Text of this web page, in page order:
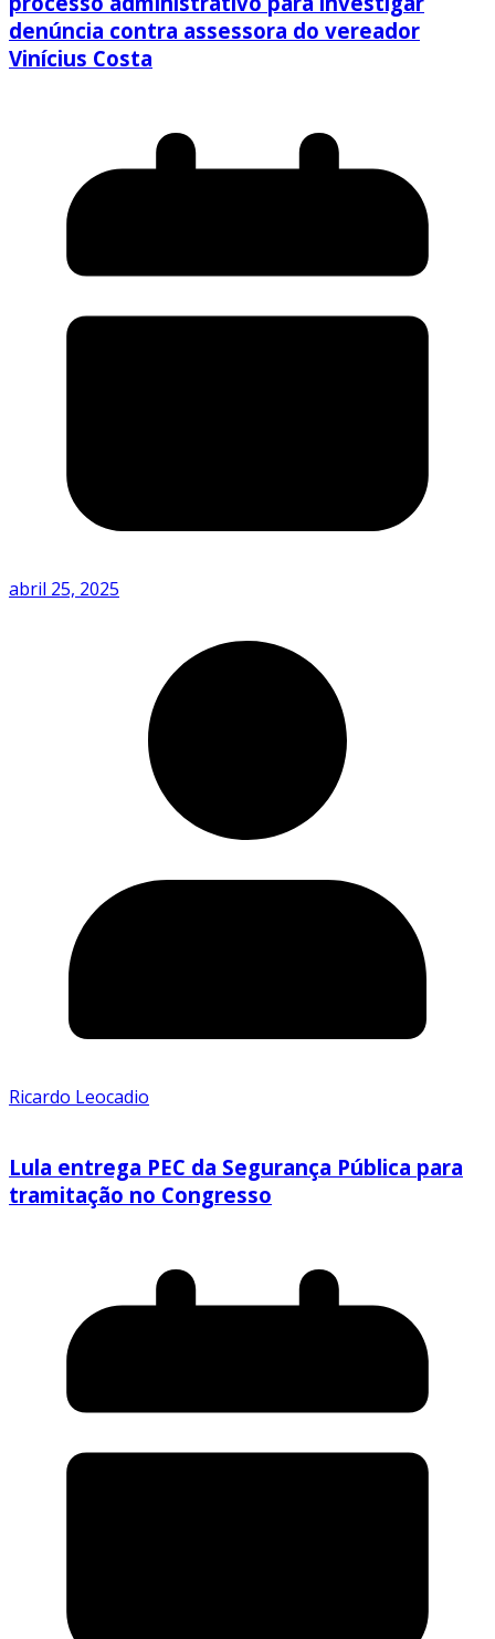
denúncia contra assessora do vereador
Vinícius Costa
abril 25, 2025
Ricardo Leocadio
Lula entrega PEC da Segurança Pública para
tramitação no Congresso